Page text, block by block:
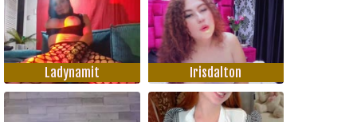
Ladynamit Irisdalton